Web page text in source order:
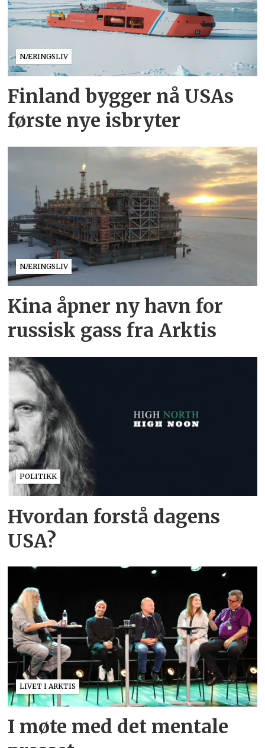
NÆRINGSLIV
Finland bygger nå USAs
første nye isbryter
NÆRINGSLIV
Kina åpner ny havn for
russisk gass fra Arktis
POLITIKK
Hvordan forstå dagens
USA?
LIVET I ARKTIS
I møte med det mentale